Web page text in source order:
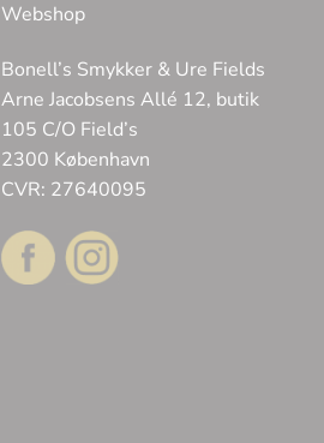
Webshop
Bonell’s Smykker & Ure Fields
Arne Jacobsens Allé 12, butik
105 C/O Field’s
2300 København
CVR: 27640095